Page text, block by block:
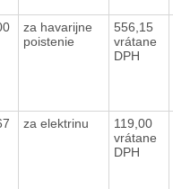
za havarijne
poistenie
556,15
vrátane
DPH
za elektrinu
119,00
vrátane
DPH